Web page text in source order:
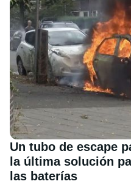
Un tubo de escape
la última solución
las baterías